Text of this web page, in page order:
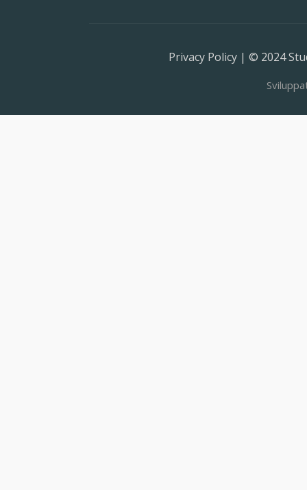
Privacy Policy | © 2024